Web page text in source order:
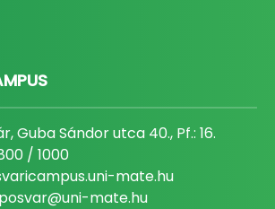
Guba Sándor utca 40., Pf.: 16.
/ 1000
mate.hu
mate.hu